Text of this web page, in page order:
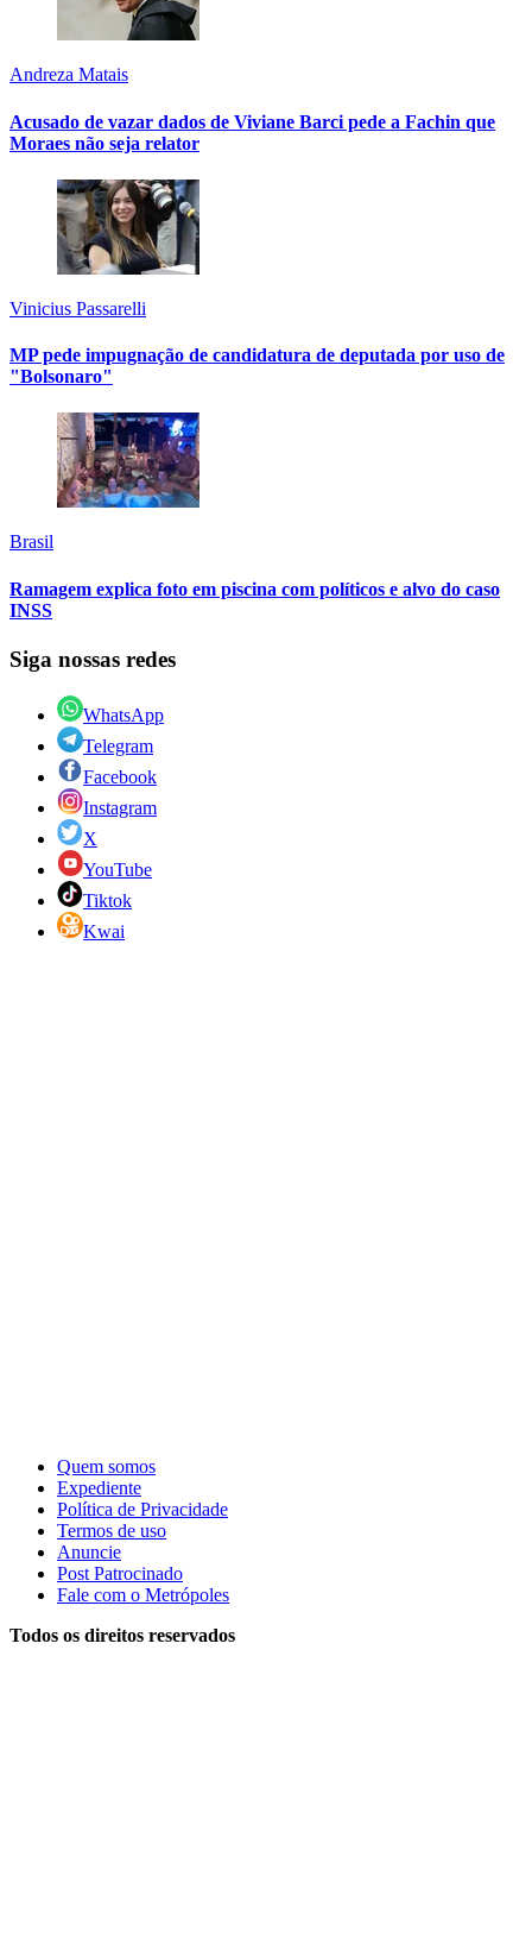
Andreza Matais
Acusado de vazar dados de Viviane Barci pede a Fachin que
Moraes não seja relator
Vinicius Passarelli
MP pede impugnação de candidatura de deputada por uso de
"Bolsonaro"
Brasil
Ramagem explica foto em piscina com políticos e alvo do caso
INSS
Siga nossas redes
WhatsApp
Telegram
Facebook
Instagram
X
YouTube
Tiktok
Kwai
Quem somos
Expediente
Política de Privacidade
Termos de uso
Anuncie
Post Patrocinado
Fale com o Metrópoles
Todos os direitos reservados